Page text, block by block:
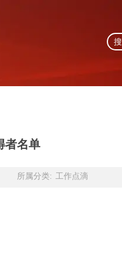
者名单
所属分类: 工作点滴